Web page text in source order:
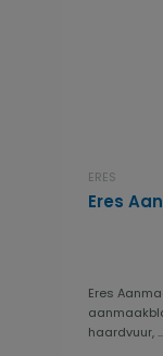
ERES
Eres
Eres
haardvuur, ...